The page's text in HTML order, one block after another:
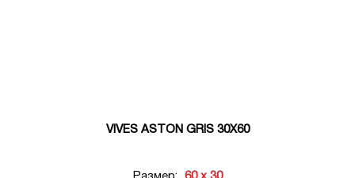
VIVES ASTON GRIS 30X60